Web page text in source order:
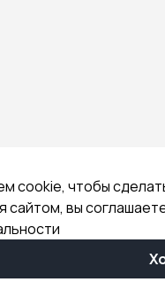
cookie, чтобы
сайтом, вы